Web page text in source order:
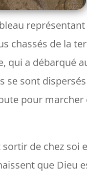
chassés de la
qui a débarqué
se sont
pour marcher
sortir de chez
que Dieu